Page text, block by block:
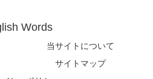
Words
当サイトについて
サイトマップ